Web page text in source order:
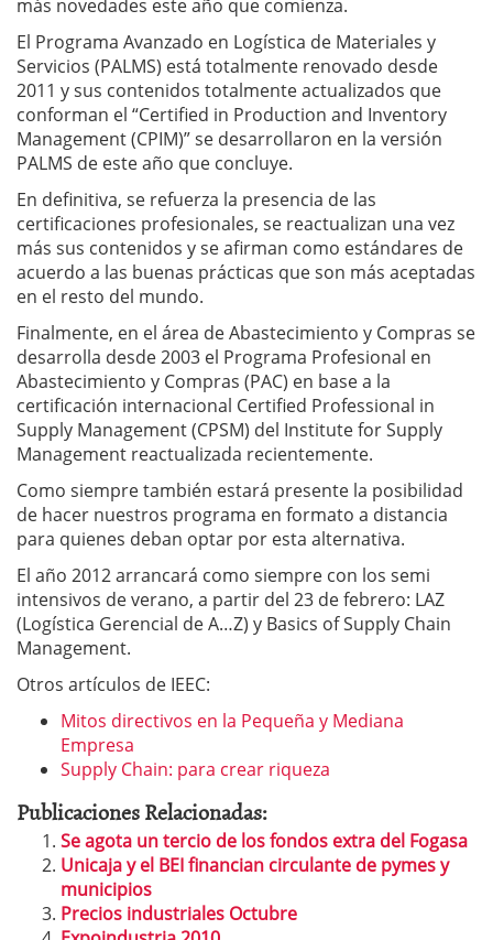
más novedades este año que comienza.
El Programa Avanzado en Logística de Materiales y
Servicios (PALMS) está totalmente renovado desde
2011 y sus contenidos totalmente actualizados que
conforman el “Certified in Production and Inventory
Management (CPIM)” se desarrollaron en la versión
PALMS de este año que concluye.
En definitiva, se refuerza la presencia de las
certificaciones profesionales, se reactualizan una vez
más sus contenidos y se afirman como estándares de
acuerdo a las buenas prácticas que son más aceptadas
en el resto del mundo.
Finalmente, en el área de Abastecimiento y Compras se
desarrolla desde 2003 el Programa Profesional en
Abastecimiento y Compras (PAC) en base a la
certificación internacional Certified Professional in
Supply Management (CPSM) del Institute for Supply
Management reactualizada recientemente.
Como siempre también estará presente la posibilidad
de hacer nuestros programa en formato a distancia
para quienes deban optar por esta alternativa.
El año 2012 arrancará como siempre con los semi
intensivos de verano, a partir del 23 de febrero: LAZ
(Logística Gerencial de A…Z) y Basics of Supply Chain
Management.
Otros artículos de IEEC:
Mitos directivos en la Pequeña y Mediana
Empresa
Supply Chain: para crear riqueza
Publicaciones Relacionadas:
Se agota un tercio de los fondos extra del Fogasa
Unicaja y el BEI financian circulante de pymes y
municipios
Precios industriales Octubre